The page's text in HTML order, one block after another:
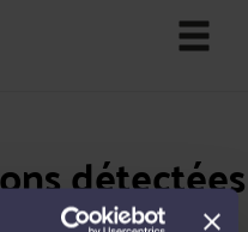
détectées